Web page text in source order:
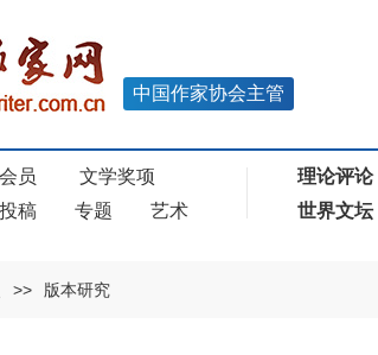
中国作家协会主管
会员
文学奖项
投稿 专题 艺术
理论评论
世界文坛
>> 版本研究